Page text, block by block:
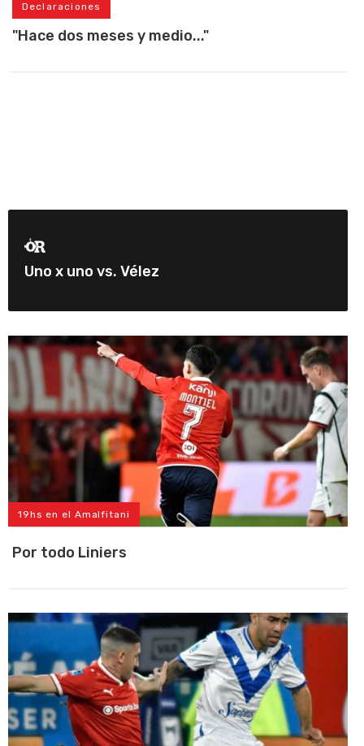
Declaraciones
"Hace dos meses y medio..."
Uno x uno vs. Vélez
19hs en el Amalfitani
Por todo Liniers